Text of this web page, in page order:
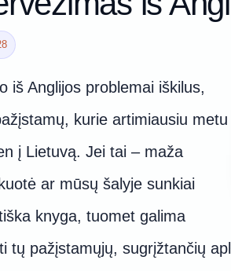
iš Anglijos problemai iškilus,
kurie artimiausiu metu
į Lietuvą. Jei tai – maža
ar mūsų šalyje sunkiai
knyga, tuomet galima
tų pažįstamųjų, sugrįžtančių